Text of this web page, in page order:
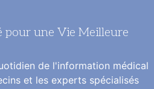
pour une Vie Meilleure
de l'information médical
et les experts spécialisés